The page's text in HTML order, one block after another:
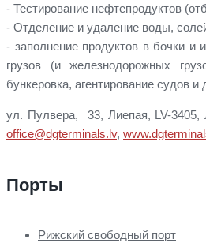
- Тестирование нефтепродуктов
- Отделение и удаление воды,
- заполнение продуктов в бочки и
грузов (и железнодорожных
бункеровка, агентирование судов и
ул. Пулвера, 33, Лиепая, LV-3405,
office@dgterminals.lv,
Порты
Рижский свободный порт